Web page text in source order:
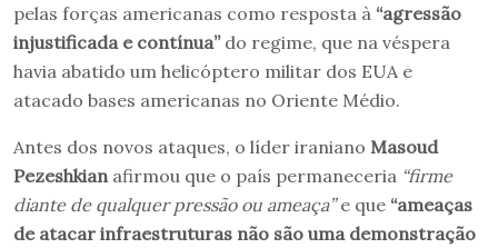
pelas forças americanas como resposta à “agressão
injustificada e contínua”do regime, que na véspera
havia abatido um helicóptero militar dos EUA e
atacado bases americanas no Oriente Médio.
Antes dos novos ataques, o líder iraniano Masoud
Pezeshkian afirmou que o país permaneceria “firme
diante de qualquer pressão ou ameaça”e que “ameaças
de atacar infraestruturas não são uma demonstração